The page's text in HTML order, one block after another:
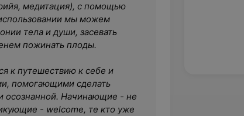
медитация), с помощью
мы можем
тела и души, засевать
пожинать плоды.
к путешествию к себе и
помогающими сделать
осознанной. Начинающие - не
- welcome, те кто уже